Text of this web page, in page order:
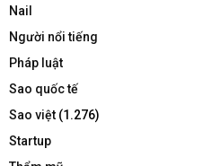
Nail
Người nổi tiếng
Pháp luật
Sao quốc tế
Sao việt (1.276)
Startup